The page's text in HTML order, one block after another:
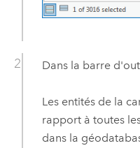
Dans la barre
Les entités de la
rapport à toutes
dans la